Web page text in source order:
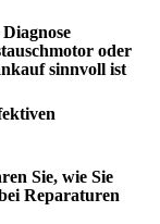
oder
sinnvoll ist
Sie, wie Sie
Reparaturen